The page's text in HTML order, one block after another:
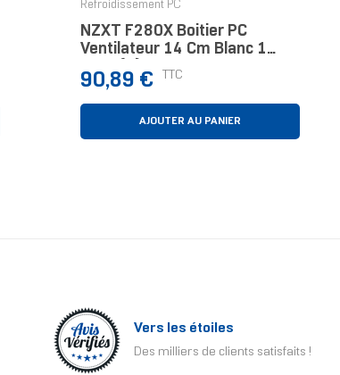
Refroidissement PC
NZXT F280X Boitier PC
Ventilateur 14 Cm Blanc 1
Prix
90,89 € TTC
AJOUTER AU PANIER
Vers les étoiles
Des milliers de clients satisfaits !